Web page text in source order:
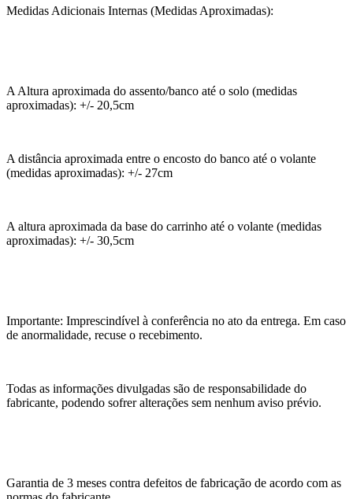
Medidas Adicionais Internas (Medidas Aproximadas):
A Altura aproximada do assento/banco até o solo (medidas
aproximadas): +/- 20,5cm
A distância aproximada entre o encosto do banco até o volante
(medidas aproximadas): +/- 27cm
A altura aproximada da base do carrinho até o volante (medidas
aproximadas): +/- 30,5cm
Importante: Imprescindível à conferência no ato da entrega. Em caso
de anormalidade, recuse o recebimento.
Todas as informações divulgadas são de responsabilidade do
fabricante, podendo sofrer alterações sem nenhum aviso prévio.
Garantia de 3 meses contra defeitos de fabricação de acordo com as